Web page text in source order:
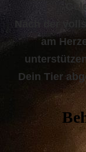
-
Nach der
am
Dein Tier